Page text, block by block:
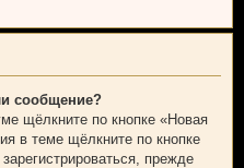
сообщение?
щёлкните по кнопке «Новая
в теме щёлкните по кнопке
прежде